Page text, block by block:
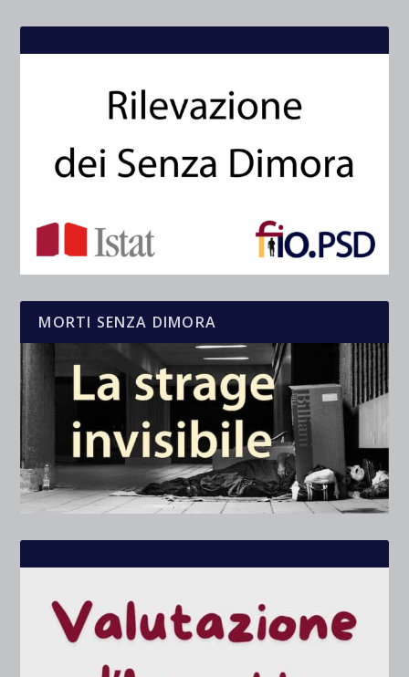
MORTI SENZA DIMORA